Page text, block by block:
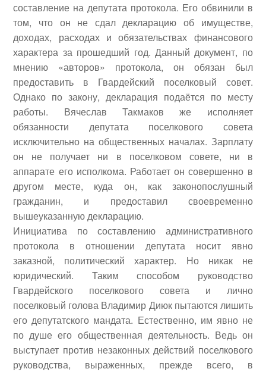
составление на депутата протокола. Его обвинили в
том, что он не сдал декларацию об имуществе,
доходах, расходах и обязательствах финансового
характера за прошедший год. Данный документ, по
мнению «авторов» протокола, он обязан был
предоставить в Гвардейский поселковый совет.
Однако по закону, декларация подаётся по месту
работы. Вячеслав Такмаков же исполняет
обязанности депутата поселкового совета
исключительно на общественных началах. Зарплату
он не получает ни в поселковом совете, ни в
аппарате его исполкома. Работает он совершенно в
другом месте, куда он, как законопослушный
гражданин, и предоставил своевременно
вышеуказанную декларацию.
Инициатива по составлению административного
протокола в отношении депутата носит явно
заказной, политический характер. Но никак не
юридический. Таким способом руководство
Гвардейского поселкового совета и лично
поселковый голова Владимир Диюк пытаются лишить
его депутатского мандата. Естественно, им явно не
по душе его общественная деятельность. Ведь он
выступает против незаконных действий поселкового
руководства, выраженных, прежде всего, в